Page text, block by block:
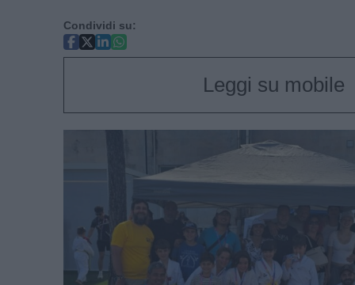
Condividi su:
Leggi su mobile